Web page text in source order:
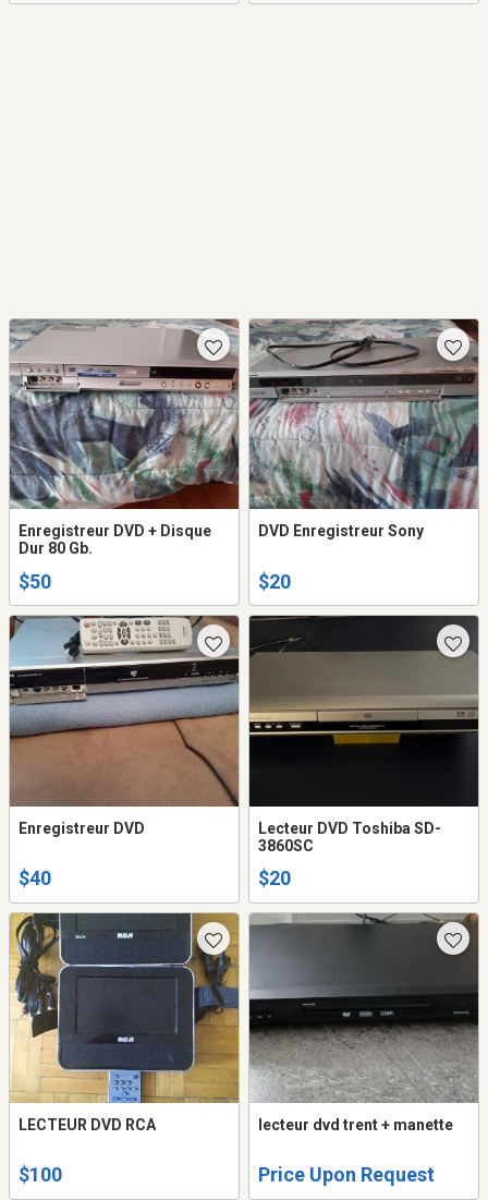
Enregistreur DVD + Disque
Dur 80 Gb.
$50
DVD Enregistreur Sony
$20
Enregistreur DVD
$40
Lecteur DVD Toshiba SD-
3860SC
$20
LECTEUR DVD RCA
$100
lecteur dvd trent + manette
Price Upon Request